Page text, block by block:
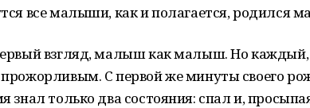
все малыши, как и полагается, родился
взгляд, малыш как малыш. Но каждый,
С первой же минуты своего
знал только два состояния: спал и,